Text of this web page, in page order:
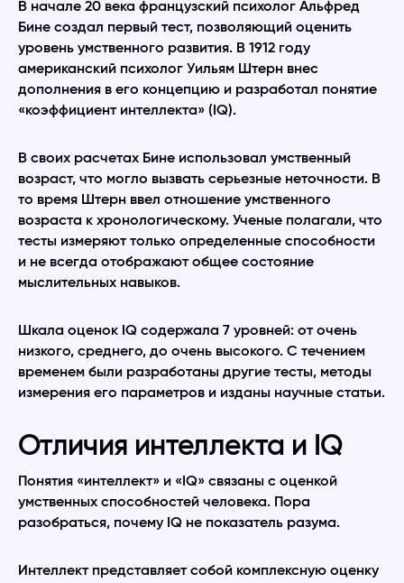
В начале 20 века французский психолог Альфред
Бине создал первый тест, позволяющий оценить
уровень умственного развития. В 1912 году
американский психолог Уильям Штерн внес
дополнения в его концепцию и разработал понятие
«коэффициент интеллекта» (IQ).
В своих расчетах Бине использовал умственный
возраст, что могло вызвать серьезные неточности. В
то время Штерн ввел отношение умственного
возраста к хронологическому. Ученые полагали, что
тесты измеряют только определенные способности
и не всегда отображают общее состояние
мыслительных навыков.
Шкала оценок IQ содержала 7 уровней: от очень
низкого, среднего, до очень высокого. С течением
временем были разработаны другие тесты, методы
измерения его параметров и изданы научные статьи.
Отличия интеллекта и IQ
Понятия «интеллект» и «IQ» связаны с оценкой
умственных способностей человека. Пора
разобраться, почему IQ не показатель разума.
Интеллект представляет собой комплексную оценку